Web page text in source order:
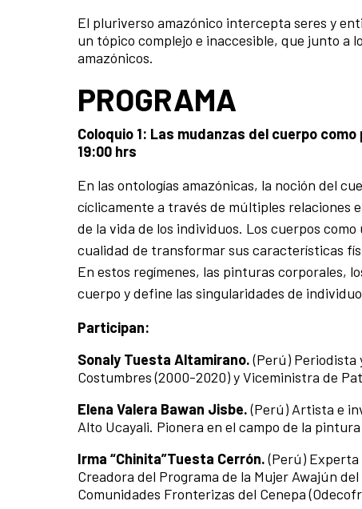
El pluriverso amazónico intercepta seres y
un tópico complejo e inaccesible, que junto a
amazónicos.
PROGRAMA
Coloquio 1: Las mudanzas del cuerpo
19:00 hrs
En las ontologías amazónicas, la noción del
cíclicamente a través de múltiples relaciones
de la vida de los individuos. Los cuerpos
cualidad de transformar sus características
En estos regímenes, las pinturas corporales,
cuerpo y define las singularidades de
Participan:
Sonaly Tuesta Altamirano.(Perú) Periodista
Costumbres (2000-2020) y Viceministra de
Elena Valera Bawan Jisbe.(Perú) Artista e
Alto Ucayali. Pionera en el campo de la
Irma “Chinita”Tuesta Cerrón.(Perú)
Creadora del Programa de la Mujer Awajún
Comunidades Fronterizas del Cenepa